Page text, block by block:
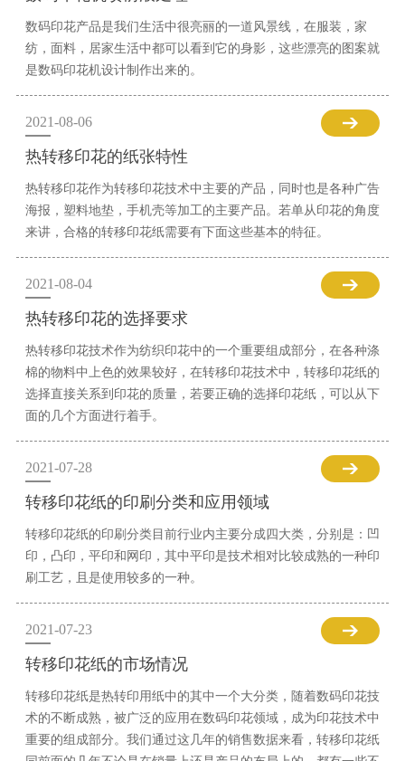
数码印花产品是我们生活中很亮丽的一道风景线，在服装，家
纺，面料，居家生活中都可以看到它的身影，这些漂亮的图案就
是数码印花机设计制作出来的。
2021-08-06
热转移印花的纸张特性
热转移印花作为转移印花技术中主要的产品，同时也是各种广告
海报，塑料地垫，手机壳等加工的主要产品。若单从印花的角度
来讲，合格的转移印花纸需要有下面这些基本的特征。
2021-08-04
热转移印花的选择要求
热转移印花技术作为纺织印花中的一个重要组成部分，在各种涤
棉的物料中上色的效果较好，在转移印花技术中，转移印花纸的
选择直接关系到印花的质量，若要正确的选择印花纸，可以从下
面的几个方面进行着手。
2021-07-28
转移印花纸的印刷分类和应用领域
转移印花纸的印刷分类目前行业内主要分成四大类，分别是：凹
印，凸印，平印和网印，其中平印是技术相对比较成熟的一种印
刷工艺，且是使用较多的一种。
2021-07-23
转移印花纸的市场情况
转移印花纸是热转印用纸中的其中一个大分类，随着数码印花技
术的不断成熟，被广泛的应用在数码印花领域，成为印花技术中
重要的组成部分。我们通过这几年的销售数据来看，转移印花纸